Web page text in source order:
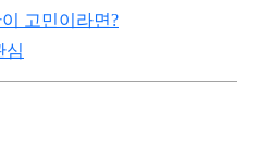
고민이라면?
심